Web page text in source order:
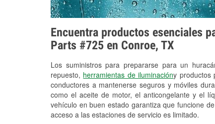
Encuentra productos esenciales
Parts #725 en Conroe, TX
Los suministros para prepararse para un
repuesto, herramientas de iluminacióny productos
conductores a mantenerse seguros y móviles
como el aceite de motor, el anticongelante y el
vehículo en buen estado garantiza que funcione
acceso a las estaciones de servicio es limitado.